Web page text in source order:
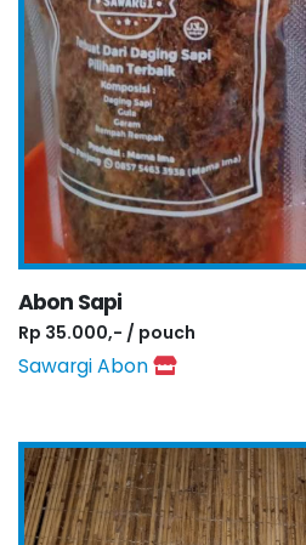
Abon Sapi
Rp 35.000,- / pouch
Sawargi Abon